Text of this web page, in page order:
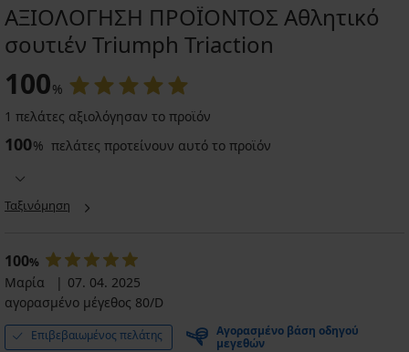
σουτιέν
ONLY
Play
€
30,99
€
Αθλητικό
Zari
χωρίς
€
28,49
€
κωδικός
ALL25
Αθλητικό
σουτιέν
€
ΑΞΙΟΛΟΓΗΣΗ ΠΡΟΪΟΝΤΟΣ Αθλητικό
σουτιέν Triumph Triaction
100%
1 πελάτες αξιολόγησαν το προϊόν
100% πελάτες προτείνουν αυτό το προϊόν
Ταξινόμηση
100%
Μαρία
07. 04. 2025
αγορασμένο μέγεθος 80/D
Επιβεβαιωμένος πελάτης
Αγορασμένο βάση οδηγού
μεγεθών